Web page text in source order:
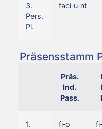
3.
Pers.
Pl.
faci‑u‑nt
Präsensstamm
Präs.
Ind.
Pass.
1.
fi‑o